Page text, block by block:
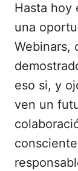
Hasta hoy
una
Webinars,
eso si, y
ven un